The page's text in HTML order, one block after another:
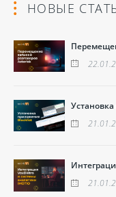
НОВЫЕ